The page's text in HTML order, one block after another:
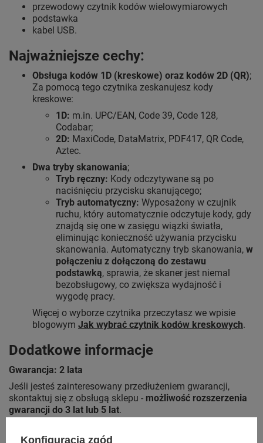
przewodowy czytnik kodów wielowymiarowych
podstawka
kabel USB.
Najważniejsze cechy:
Obsługa kodów 1D (kreskowe) oraz kodów 2D (QR);
Za pomocą tego czytnika zeskanujesz kody
kreskowe:
1D: m.in. UPC/EAN, Code 39, Code 128,
Codabar;
2D: MaxiCode, DataMatrix, PDF417, QR Code,
Aztec.
Dwa tryby skanowania;
Tryb ręczny: Kody odczytywane są po
naciśnięciu przycisku skanującego;
Tryb automatyczny: Wyposażony w czujnik
ruchu, który automatycznie odczytuje kody, gdy
znajdą się one w zasięgu wiązki światła,
eliminując konieczność używania przycisku
skanowania. Automatyczny tryb skanowania, w
połączeniu z dołączoną do zestawu
podstawką, sprawia, że skaner jest niemal
bezobsługowy, co zwiększa wydajność i
wygodę pracy.
Więcej o wyborze czytnika przeczytasz we wpisie
blogowym Jak wybrać czytnik kodów kreskowych.
Dodatkowe informacje
Gwarancja: 2 lata
Jeśli jesteś zainteresowany przedłużeniem gwarancji,
skontaktuj się z obsługą sklepu - możliwość rozszerzenia
gwarancji do 3 lat lub 5 lat.
Konfiguracja zgód